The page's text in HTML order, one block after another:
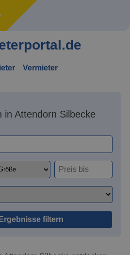
Vermieter
in Attendorn Silbecke
filtern